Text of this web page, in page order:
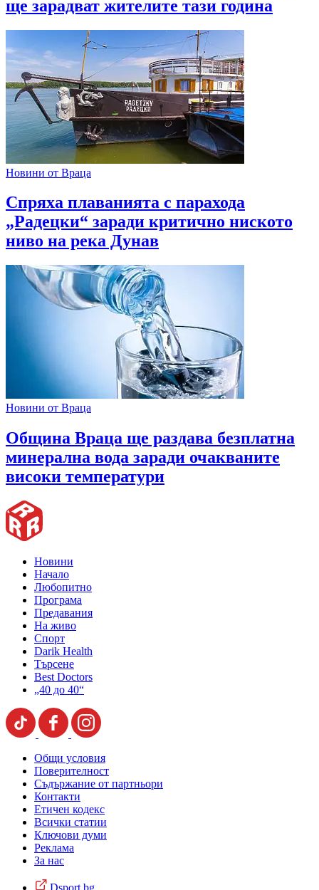
ще зарадват жителите тази година
Новини от Враца
Спряха плаванията с парахода
„Радецки“ заради критично ниското
ниво на река Дунав
Новини от Враца
Община Враца ще раздава безплатна
минерална вода заради очакваните
високи температури
Новини
Начало
Любопитно
Програма
Предавания
На живо
Спорт
Darik Health
Търсене
Best Doctors
„40 до 40“
Общи условия
Поверителност
Съдържание от партньори
Контакти
Етичен кодекс
Всички статии
Ключови думи
Реклама
За нас